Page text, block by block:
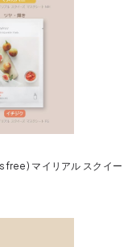
マイリアル スクイー